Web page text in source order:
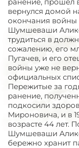
вернулся домой
окончания
Шумшеваши
трудиться в
сожалению, его
Пугачев, и его
войны уже не
официальных
Пережитые за
ранение,
подкосили
Мироновича, и в
возрасте 44 лет.
Шумшеваши
бережно хранит